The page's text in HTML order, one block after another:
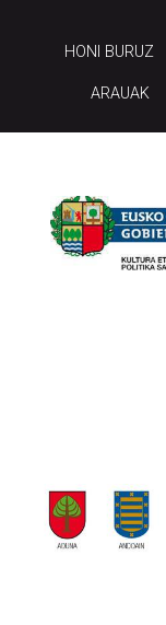
HONI BURUZ
ARAUAK